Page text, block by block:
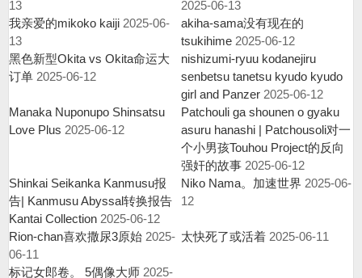
13
2025-06-13
我亲爱的mikoko kaiji 2025-06-
13
akiha-sama没有现在的
tsukihime 2025-06-12
黑色新型Okita vs Okita命运大
订单 2025-06-12
nishizumi-ryuu kodanejiru
senbetsu tanetsu kyudo kyudo
girl and Panzer 2025-06-12
Manaka Nuponupo Shinsatsu
Love Plus 2025-06-12
Patchouli ga shounen o gyaku
asuru hanashi | Patchousoli对一
个小男孩Touhou Project的反向
强奸的故事 2025-06-12
Shinkai Seikanka Kanmusu报
告| Kanmusu Abyssal转换报告
Kantai Collection 2025-06-12
Niko Nama。加速世界 2025-06-
12
Rion-chan喜欢撒尿3原始 2025-
06-11
太快死了或活着 2025-06-11
标记女郎卷。 5偶像大师 2025-